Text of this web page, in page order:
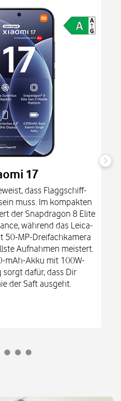
17
dass Flaggschiff-
muss. Im kompakten
der Snapdragon 8 Elite
während das Leica-
50-MP-Dreifachkamera
Aufnahmen meistert.
mAh-Akku mit 100W-
dafür, dass Dir
der Saft ausgeht.